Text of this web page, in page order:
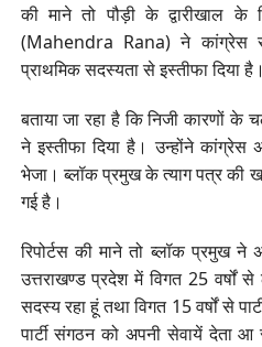
की माने तो पौड़ी के द्वारीखाल के
(Mahendra Rana) ने कांग्रेस से
प्राथमिक सदस्यता से इस्तीफा दिया है।
बताया जा रहा है कि निजी कारणों के
ने इस्तीफा दिया है। उन्होंने कांग्रेस
भेजा। ब्लॉक प्रमुख के त्याग पत्र की
गई है।
रिपोर्टस की माने तो ब्लॉक प्रमुख
उत्तराखण्ड प्रदेश में विगत 25 वर्षों
सदस्य रहा हूं तथा विगत 15 वर्षों से
पार्टी संगठन को अपनी सेवायें देता आ